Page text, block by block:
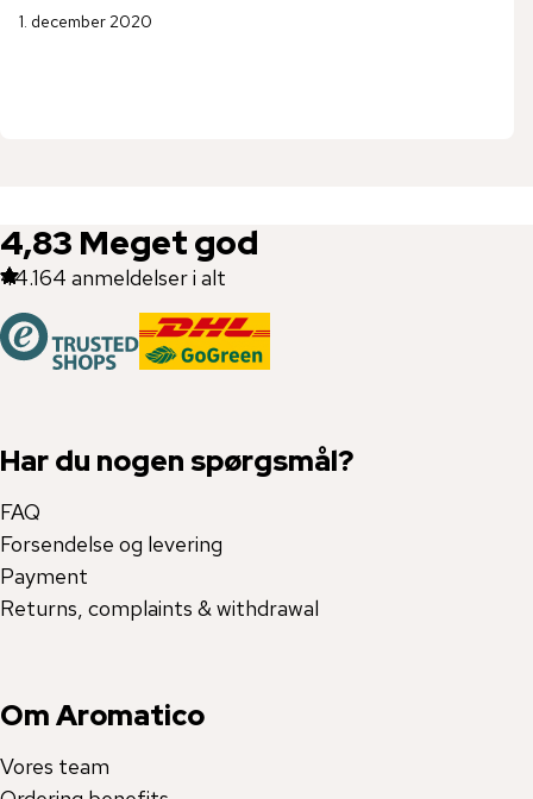
1. december 2020
4,83 Meget god
44.164 anmeldelser i alt
Har du nogen spørgsmål?
FAQ
Forsendelse og levering
Payment
Returns, complaints & withdrawal
Om Aromatico
Vores team